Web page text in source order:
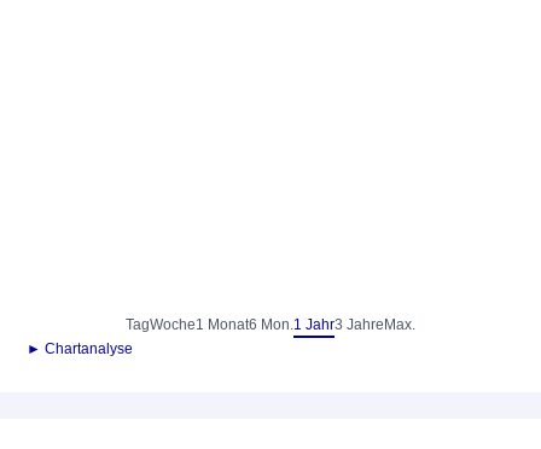
TagWoche1 Monat6 Mon.1 Jahr3 Jahre Max.
► Chartanalyse